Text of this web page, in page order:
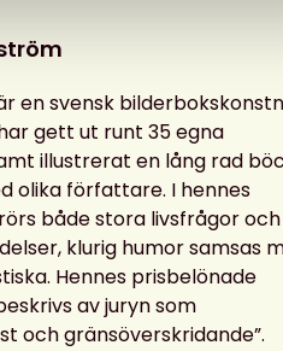
en svensk
gett ut runt 35 egna
illustrerat en lång rad
olika författare. I hennes
både stora livsfrågor och
klurig humor samsas
Hennes prisbelönade
av juryn som
och gränsöverskridande”.